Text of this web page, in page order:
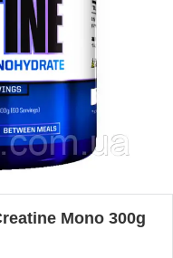
Mono 300g